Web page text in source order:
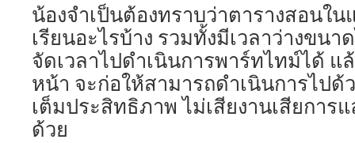
น้องจำเป็นต้องทราบว่าตารางสอนใน
เรียนอะไรบ้าง รวมทั้งมีเวลาว่างขน
จัดเวลาไปดำเนินการพาร์ทไทม์ได้ แ
หน้า จะก่อให้สามารถดำเนินการไปด้
เต็มประสิทธิภาพ ไม่เสียงานเสียการ
ด้วย